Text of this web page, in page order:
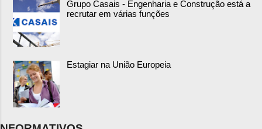
Grupo Casais - Engenharia e Construção está a
recrutar em várias funções
Estagiar na União Europeia